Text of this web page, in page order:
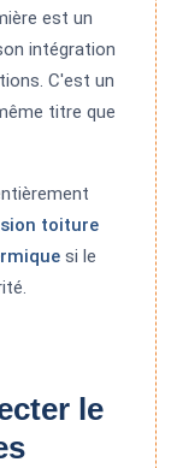
est un
intégration
C'est un
titre que
toiture
si le
le